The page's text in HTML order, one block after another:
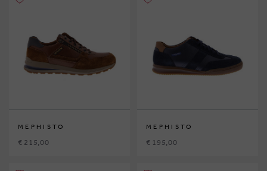
MEPHISTO
€ 215,00
MEPHISTO
€ 195,00